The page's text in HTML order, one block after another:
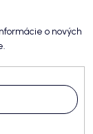
o nových